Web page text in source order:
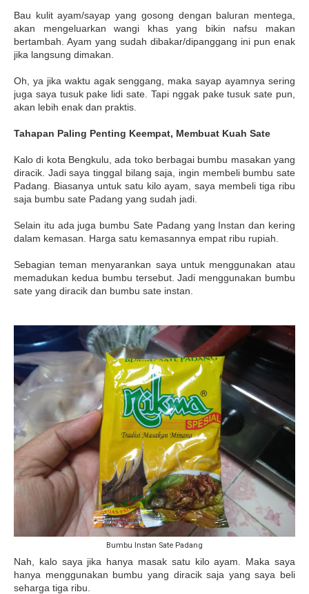
Bau kulit ayam/sayap yang gosong dengan baluran mentega,
akan mengeluarkan wangi khas yang bikin nafsu makan
bertambah. Ayam yang sudah dibakar/dipanggang ini pun enak
jika langsung dimakan.
Oh, ya jika waktu agak senggang, maka sayap ayamnya sering
juga saya tusuk pake lidi sate. Tapi nggak pake tusuk sate pun,
akan lebih enak dan praktis.
Tahapan Paling Penting Keempat, Membuat Kuah Sate
Kalo di kota Bengkulu, ada toko berbagai bumbu masakan yang
diracik. Jadi saya tinggal bilang saja, ingin membeli bumbu sate
Padang. Biasanya untuk satu kilo ayam, saya membeli tiga ribu
saja bumbu sate Padang yang sudah jadi.
Selain itu ada juga bumbu Sate Padang yang Instan dan kering
dalam kemasan. Harga satu kemasannya empat ribu rupiah.
Sebagian teman menyarankan saya untuk menggunakan atau
memadukan kedua bumbu tersebut. Jadi menggunakan bumbu
sate yang diracik dan bumbu sate instan.
Bumbu Instan Sate Padang
Nah, kalo saya jika hanya masak satu kilo ayam. Maka saya
hanya menggunakan bumbu yang diracik saja yang saya beli
seharga tiga ribu.